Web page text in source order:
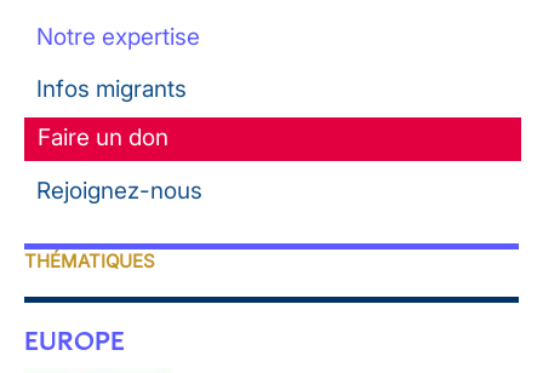
Notre expertise
Infos migrants
Faire un don
Rejoignez-nous
THÉMATIQUES
EUROPE